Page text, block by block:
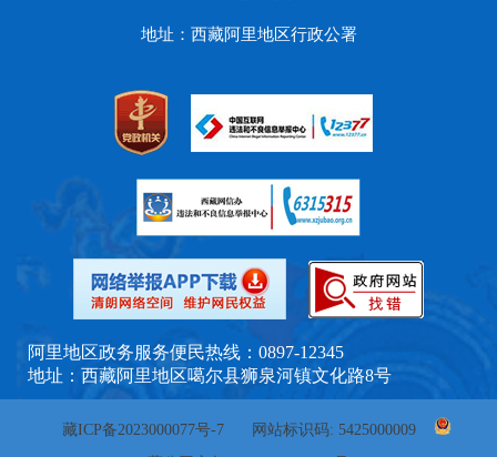
地址：西藏阿里地区行政公署
阿里地区政务服务便民热线：0897-12345
地址：西藏阿里地区噶尔县狮泉河镇文化路8号
藏ICP备2023000077号-7
网站标识码: 5425000009